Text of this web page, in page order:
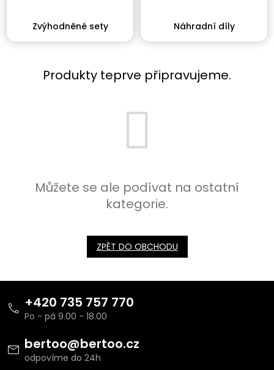
Zvýhodněné sety Náhradní díly
Produkty teprve připravujeme.
Můžete se ale podívat na ostatní
kategorie.
ZPĚT DO OBCHODU
bertoo@bertoo.cz
+420 735 757 770